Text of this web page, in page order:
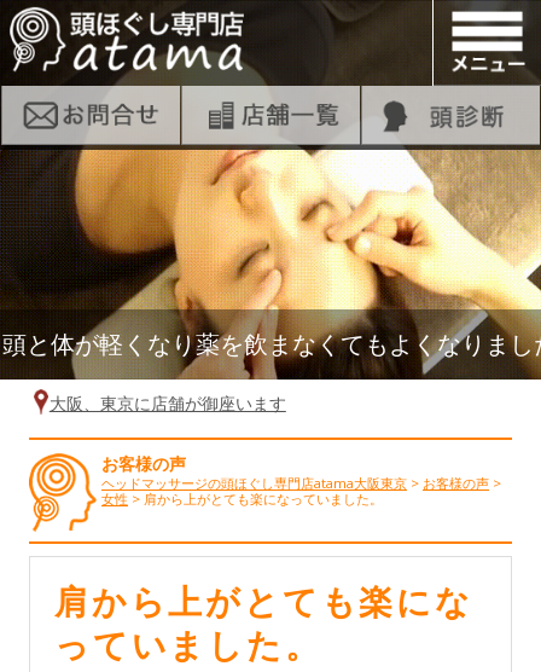
と体が軽くなり薬を飲まなくてもよくなりまし
大阪、東京に店舗が御座います
お客様の声
ヘッドマッサージの頭ほぐし専門店atama大阪東京 > お客様の声 >
女性 > 肩から上がとても楽になっていました。
肩から上がとても楽にな
っていました。